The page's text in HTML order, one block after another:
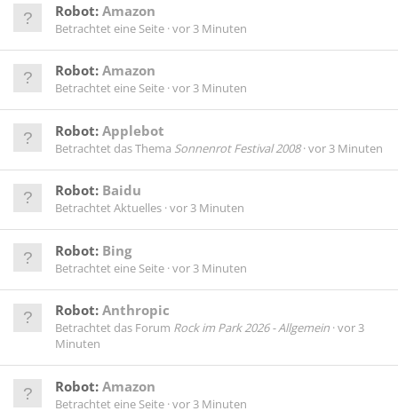
Robot: Amazon
Betrachtet eine Seite vor 3 Minuten
Robot: Amazon
Betrachtet eine Seite vor 3 Minuten
Robot: Applebot
Betrachtet das Thema Sonnenrot Festival 2008 vor 3 Minuten
Robot: Baidu
Betrachtet Aktuelles vor 3 Minuten
Robot: Bing
Betrachtet eine Seite vor 3 Minuten
Robot: Anthropic
Betrachtet das Forum Rock im Park 2026 - Allgemein vor 3
Minuten
Robot: Amazon
Betrachtet eine Seite vor 3 Minuten